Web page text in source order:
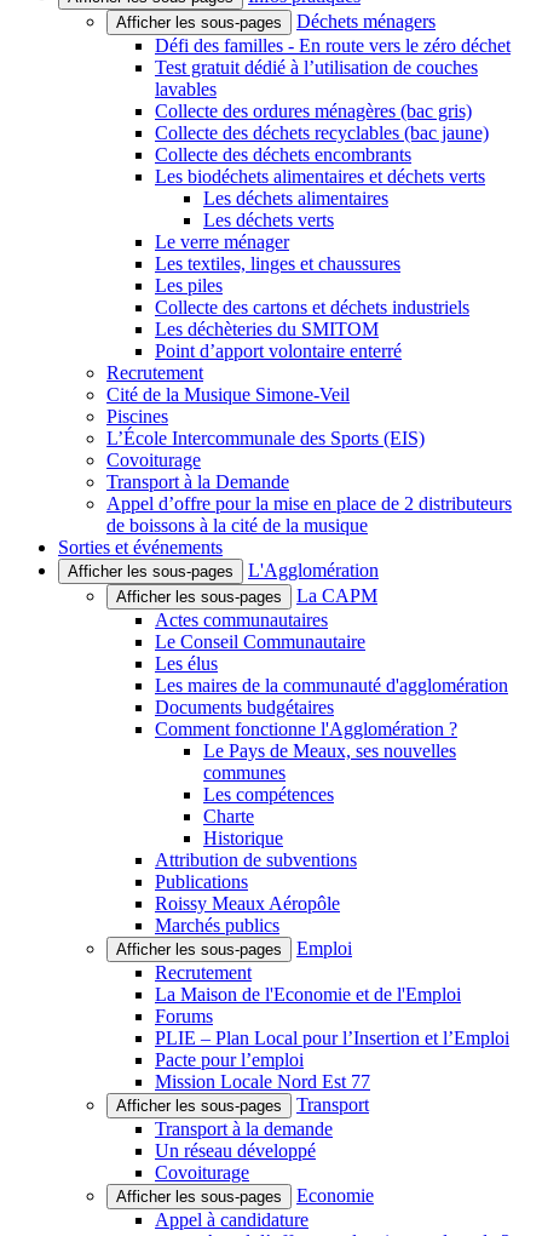
Afficher les sous-pages
Déchets ménagers
Défi des familles - En route vers le zéro déchet
Test gratuit dédié à l’utilisation de couches
lavables
Collecte des ordures ménagères (bac gris)
Collecte des déchets recyclables (bac jaune)
Collecte des déchets encombrants
Les biodéchets alimentaires et déchets verts
Les déchets alimentaires
Les déchets verts
Le verre ménager
Les textiles, linges et chaussures
Les piles
Collecte des cartons et déchets industriels
Les déchèteries du SMITOM
Point d’apport volontaire enterré
Recrutement
Cité de la Musique Simone-Veil
Piscines
L’École Intercommunale des Sports (EIS)
Covoiturage
Transport à la Demande
Appel d’offre pour la mise en place de 2 distributeurs
de boissons à la cité de la musique
Sorties et événements
Afficher les sous-pages L'Agglomération
Afficher les sous-pages
La CAPM
Actes communautaires
Le Conseil Communautaire
Les élus
Les maires de la communauté d'agglomération
Documents budgétaires
Comment fonctionne l'Agglomération ?
Le Pays de Meaux, ses nouvelles
communes
Les compétences
Charte
Historique
Attribution de subventions
Publications
Roissy Meaux Aéropôle
Marchés publics
Afficher les sous-pages
Emploi
Recrutement
La Maison de l'Economie et de l'Emploi
Forums
PLIE – Plan Local pour l’Insertion et l’Emploi
Pacte pour l’emploi
Mission Locale Nord Est 77
Afficher les sous-pages
Transport
Transport à la demande
Un réseau développé
Covoiturage
Afficher les sous-pages
Economie
Appel à candidature